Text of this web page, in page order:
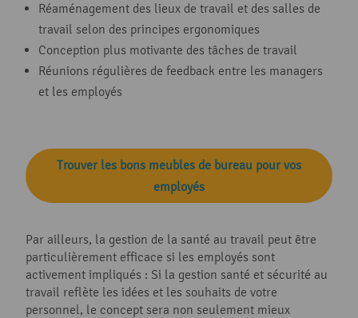
Réaménagement des lieux de travail et des salles de
travail selon des principes ergonomiques
Conception plus motivante des tâches de travail
Réunions régulières de feedback entre les managers
et les employés
Trouver les bons meubles de bureau pour vos
employés
Par ailleurs, la gestion de la santé au travail peut être
particulièrement efficace si les employés sont
activement impliqués : Si la gestion santé et sécurité au
travail reflète les idées et les souhaits de votre
personnel, le concept sera non seulement mieux